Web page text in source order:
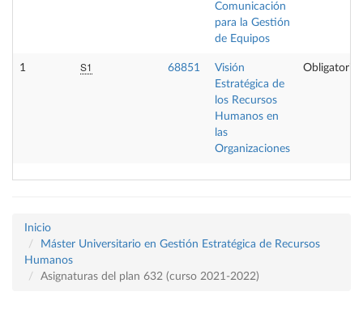
Comunicación
para la Gestión
de Equipos
1 S1 68851
Visión
Estratégica de
los Recursos
Humanos en
las
Organizaciones
Obligatoria
Inicio
Máster Universitario en Gestión Estratégica de Recursos
Humanos
Asignaturas del plan 632 (curso 2021-2022)